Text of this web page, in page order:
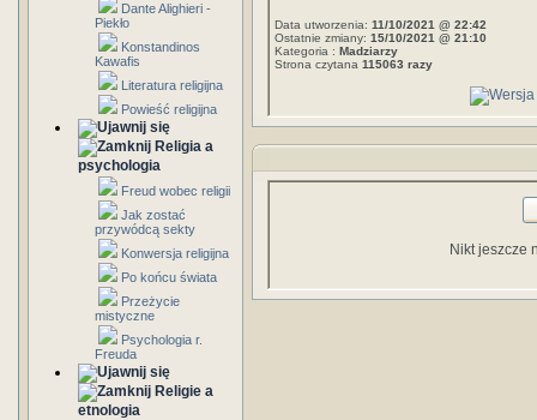
Dante Alighieri -
Piekło
Konstandinos
Kawafis
Literatura religijna
Powieść religijna
Religia a
psychologia
Freud wobec religii
Jak zostać
przywódcą sekty
Konwersja religijna
Po końcu świata
Przeżycie
mistyczne
Psychologia r.
Freuda
Religie a
etnologia
Data utworzenia: 11/10/2021 @ 22:42
Ostatnie zmiany: 15/10/2021 @ 21:10
Kategoria : Madziarzy
Strona czytana 115063 razy
Nikt jeszcze